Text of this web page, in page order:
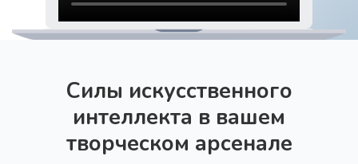
Силы искусственного
интеллекта в вашем
творческом арсенале